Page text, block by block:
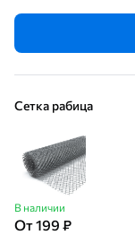
Сетка рабица
В наличии
От 199 ₽